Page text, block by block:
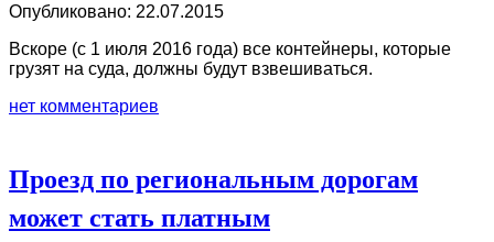
Опубликовано: 22.07.2015
Вскоре (с 1 июля 2016 года) все контейнеры, которые
грузят на суда, должны будут взвешиваться.
нет комментариев
Проезд по региональным дорогам
может стать платным